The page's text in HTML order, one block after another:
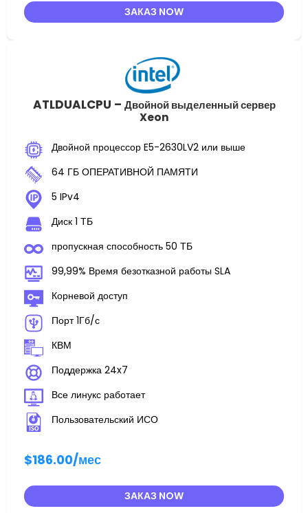
ЗАКАЗ NOW
ATLDUALCPU – Двойной выделенный сервер
Xeon
Двойной процессор E5-2630LV2 или выше
64 ГБ ОПЕРАТИВНОЙ ПАМЯТИ
5 IPv4
Диск 1 ТБ
пропускная способность 50 ТБ
99,99% Время безотказной работы SLA
Корневой доступ
Порт 1Гб/с
КВМ
Поддержка 24x7
Все линукс работает
Пользовательский ИСО
$186.00/мес
ЗАКАЗ NOW